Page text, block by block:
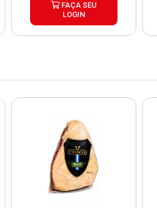
FAÇA SEU
LOGIN